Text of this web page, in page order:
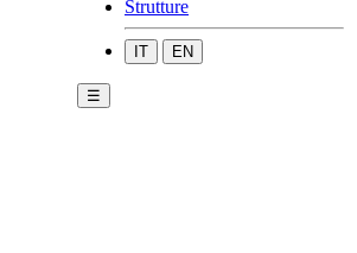
Strutture
IT EN
☰